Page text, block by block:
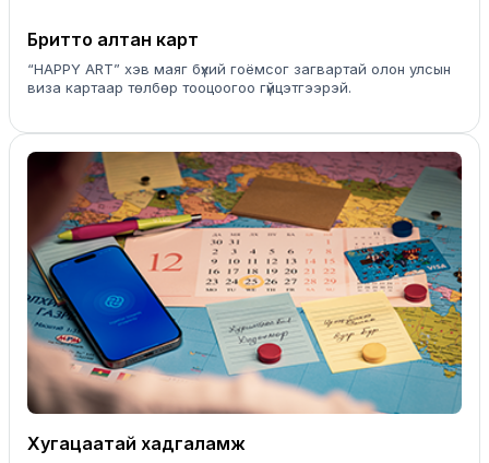
Бритто алтан карт
“HАPPY ART” хэв маяг бүхий гоёмсог загвартай олон улсын
виза картаар төлбөр тооцоогоо гүйцэтгээрэй.
Хугацаатай хадгаламж